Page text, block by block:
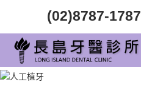
(02)8787-1787